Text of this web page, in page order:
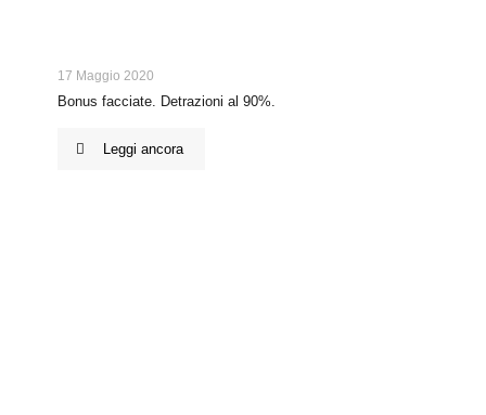
17 Maggio 2020
Bonus facciate. Detrazioni al 90%.
Leggi ancora